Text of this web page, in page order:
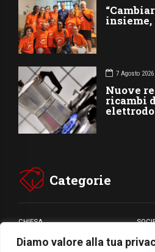
Diamo valore alla tua
7 Agosto 2026
Nuove
ricambi
Categorie
CHIESA
CARITÁ